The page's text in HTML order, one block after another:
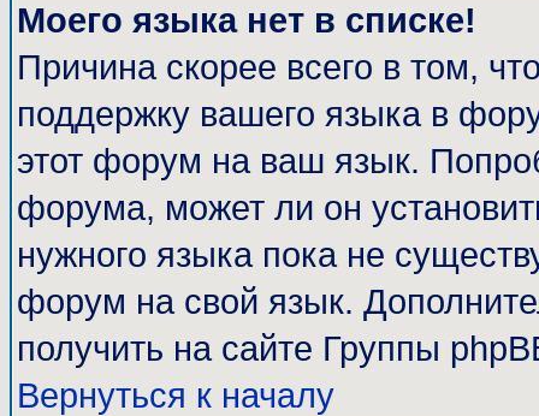
Моего языка нет в списке!
Причина скорее всего в том,
поддержку вашего языка в
этот форум на ваш язык.
форума, может ли он
нужного языка пока не
форум на свой язык.
получить на сайте Группы
Вернуться к началу